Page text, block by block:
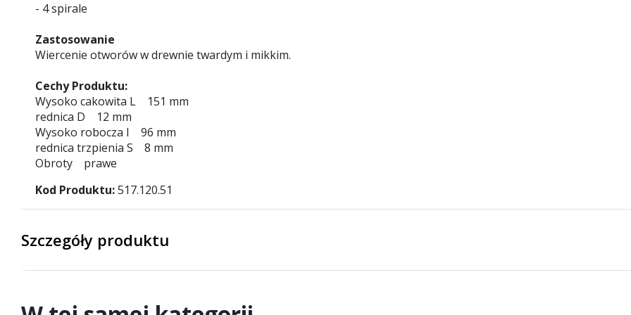
- 4 spirale
Zastosowanie
Wiercenie otworów w drewnie twardym i mikkim.
Cechy Produktu:
Wysoko cakowita L 151 mm
rednica D 12 mm
Wysoko robocza I 96 mm
rednica trzpienia S 8 mm
Obroty prawe
Kod Produktu:517.120.51
Szczegóły produktu